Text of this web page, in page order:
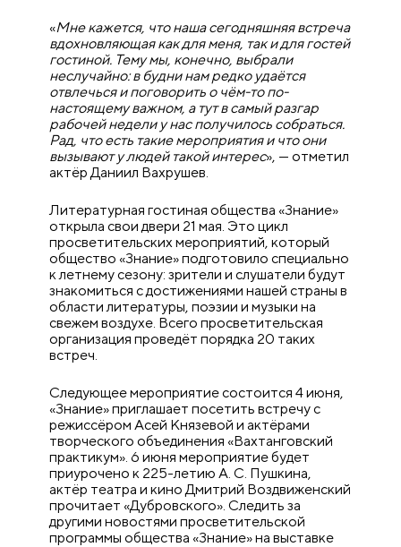
«Мне кажется, что наша сегодняшняя встреча
вдохновляющая как для меня, так и для гостей
гостиной. Тему мы, конечно, выбрали
неслучайно: в будни нам редко удаётся
отвлечься и поговорить о чём-то по-
настоящему важном, а тут в самый разгар
рабочей недели у нас получилось собраться.
Рад, что есть такие мероприятия и что они
вызывают у людей такой интерес», — отметил
актёр Даниил Вахрушев.
Литературная гостиная общества «Знание»
открыла свои двери 21 мая. Это цикл
просветительских мероприятий, который
общество «Знание» подготовило специально
к летнему сезону: зрители и слушатели будут
знакомиться с достижениями нашей страны в
области литературы, поэзии и музыки на
свежем воздухе. Всего просветительская
организация проведёт порядка 20 таких
встреч.
Следующее мероприятие состоится 4 июня,
«Знание» приглашает посетить встречу с
режиссёром Асей Князевой и актёрами
творческого объединения «Вахтанговский
практикум». 6 июня мероприятие будет
приурочено к 225-летию А. С. Пушкина,
актёр театра и кино Дмитрий Воздвиженский
прочитает «Дубровского». Следить за
другими новостями просветительской
программы общества «Знание» на выставке